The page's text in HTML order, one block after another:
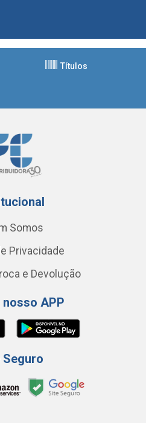
Títulos
Somos
Privacidade
e Devolução
nosso APP
Seguro